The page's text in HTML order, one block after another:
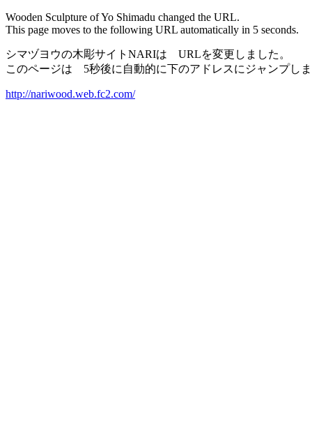
Wooden Sculpture of Yo Shimadu changed the URL.
This page moves to the following URL automatically in 5 seconds.
シマヅヨウの木彫サイトNARIは URLを変更しました。
このページは 5秒後に自動的に下のアドレスにジャンプし
http://nariwood.web.fc2.com/